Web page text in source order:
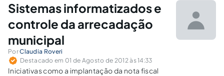
Sistemas informatizados e
controle da arrecadação
municipal
PorClaudia Roveri
Destacado em 01 de Agosto de 2012 às 14:33
Iniciativas como a implantação da nota fiscal